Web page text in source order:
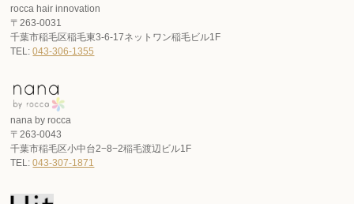
rocca hair innovation
〒263-0031
千葉市稲毛区稲毛東3-6-17ネットワン稲毛ビル1F
TEL:043-306-1355
nana by rocca
〒263-0043
千葉市稲毛区小中台2−8−2稲毛渡辺ビル1F
TEL:043-307-1871